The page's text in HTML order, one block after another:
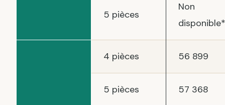
5 pièces
Non
disponible*
4 pièces 56 899
5 pièces 57 368